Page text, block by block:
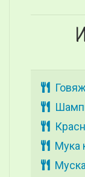
Мука